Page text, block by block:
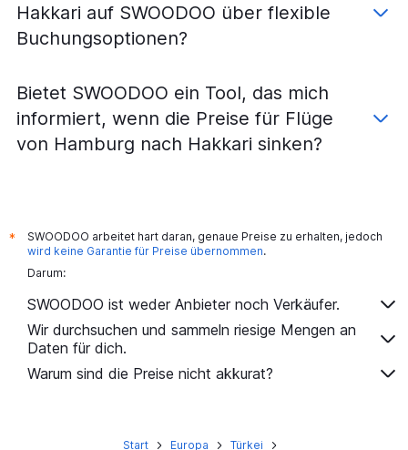
Flüge von Dortmund nach Istanbul
Flüge von Düsseldorf nach Dalaman
Flüge von Stuttgart nach Antalya
Flüge von Düsseldorf nach Bodrum
Flüge von Frankfurt am Main nach Bodrum
Flüge von Stuttgart nach Izmir
Flüge von München nach Antalya
Flüge von Frankfurt am Main nach Izmir
Flüge von Nürnberg nach Istanbul Sabiha Gokcen
Flüge von Hamburg nach Izmir
Hakkari auf SWOODOO über flexible
Buchungsoptionen?
Bietet SWOODOO ein Tool, das mich
informiert, wenn die Preise für Flüge
von Hamburg nach Hakkari sinken?
*
SWOODOO arbeitet hart daran, genaue Preise zu erhalten, jedoch
wird keine Garantie für Preise übernommen.
Darum:
SWOODOO ist weder Anbieter noch Verkäufer.
Wir durchsuchen und sammeln riesige Mengen an
Daten für dich.
Warum sind die Preise nicht akkurat?
Start Europa Türkei